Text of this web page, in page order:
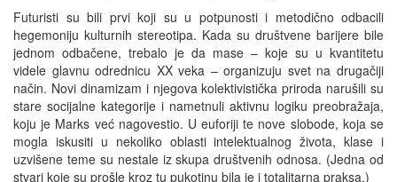
Futuristi su bili prvi koji su u potpunosti i metodično odbacili
hegemoniju kulturnih stereotipa. Kada su društvene barijere bile
jednom odbačene, trebalo je da mase – koje su u kvantitetu
videle glavnu odrednicu XX veka – organizuju svet na drugačiji
način. Novi dinamizam i njegova kolektivistička priroda narušili su
stare socijalne kategorije i nametnuli aktivnu logiku preobražaja,
koju je Marks već nagovestio. U euforiji te nove slobode, koja se
mogla iskusiti u nekoliko oblasti intelektualnog života, klase i
uzvišene teme su nestale iz skupa društvenih odnosa. (Jedna od
stvari koje su prošle kroz tu pukotinu bila je i totalitarna praksa.)